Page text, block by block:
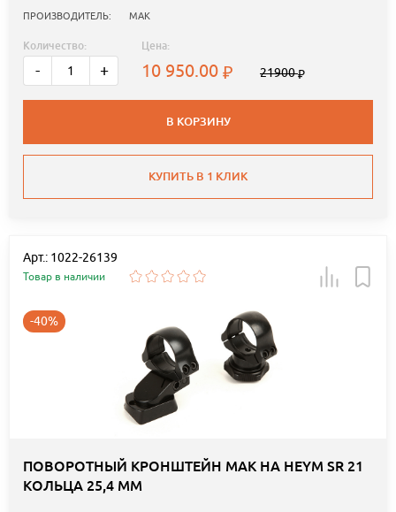
ПРОИЗВОДИТЕЛЬ: MAK
Количество:
- +
Цена:
10 950.00 21900
В КОРЗИНУ
КУПИТЬ В 1 КЛИК
Арт.: 1022-26139
Товар в наличии
-40%
ПОВОРОТНЫЙ КРОНШТЕЙН MAK НА HEYM SR 21
КОЛЬЦА 25,4 ММ